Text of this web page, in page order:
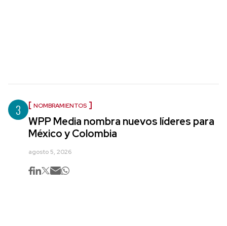
3 NOMBRAMIENTOS
WPP Media nombra nuevos líderes para
México y Colombia
agosto 5, 2026